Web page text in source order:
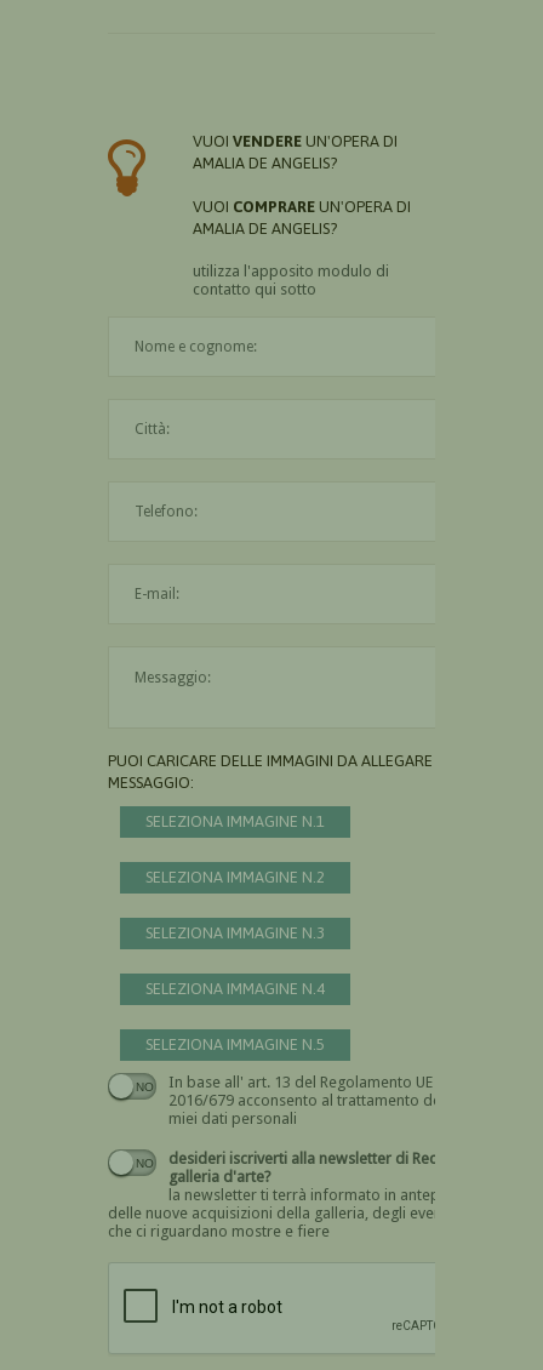
VUOI VENDERE UN'OPERA DI
AMALIA DE ANGELIS?
VUOI COMPRARE UN'OPERA DI
AMALIA DE ANGELIS?
utilizza l'apposito modulo di
contatto qui sotto
PUOI CARICARE DELLE IMMAGINI DA ALLEGARE AL
MESSAGGIO:
SELEZIONA IMMAGINE N.1
SELEZIONA IMMAGINE N.2
SELEZIONA IMMAGINE N.3
SELEZIONA IMMAGINE N.4
SELEZIONA IMMAGINE N.5
In base all' art. 13 del Regolamento UE n.
2016/679 acconsento al trattamento dei
miei dati personali
Devi dare il consenso
desideri iscriverti alla newsletter di Recta
galleria d'arte?
la newsletter ti terrà informato in anteprima
delle nuove acquisizioni della galleria, degli eventi
che ci riguardano mostre e fiere